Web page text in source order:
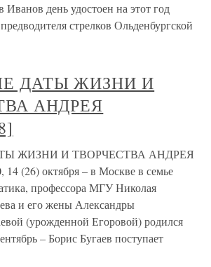
Иванов день удостоен на этот год
стрелков Ольденбургской
ДАТЫ ЖИЗНИ И
АНДРЕЯ
ЖИЗНИ И ТВОРЧЕСТВА АНДРЕЯ
(26) октября – в Москве в семье
профессора МГУ Николая
и его жены Александры
(урожденной Егоровой) родился
– Борис Бугаев поступает